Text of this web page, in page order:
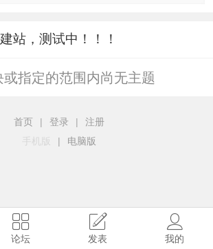
站，测试中！！！
或指定的范围内尚无主题
首页 | 登录 |
注册
手机版
| 电脑版
论坛 发表 我的